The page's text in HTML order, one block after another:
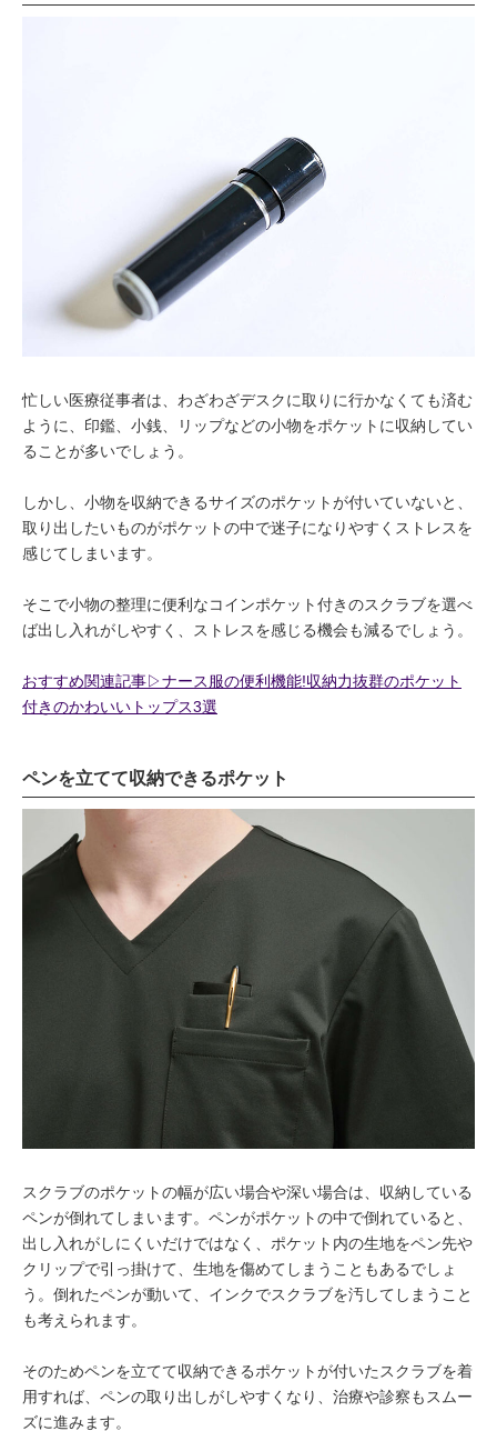
忙しい医療従事者は、わざわざデスクに取りに行かなくても済む
ように、印鑑、小銭、リップなどの小物をポケットに収納してい
ることが多いでしょう。
しかし、小物を収納できるサイズのポケットが付いていないと、
取り出したいものがポケットの中で迷子になりやすくストレスを
感じてしまいます。
そこで小物の整理に便利なコインポケット付きのスクラブを選べ
ば出し入れがしやすく、ストレスを感じる機会も減るでしょう。
おすすめ関連記事▷ナース服の便利機能!収納力抜群のポケット
付きのかわいいトップス3選
ペンを立てて収納できるポケット
スクラブのポケットの幅が広い場合や深い場合は、収納している
ペンが倒れてしまいます。ペンがポケットの中で倒れていると、
出し入れがしにくいだけではなく、ポケット内の生地をペン先や
クリップで引っ掛けて、生地を傷めてしまうこともあるでしょ
う。倒れたペンが動いて、インクでスクラブを汚してしまうこと
も考えられます。
そのためペンを立てて収納できるポケットが付いたスクラブを着
用すれば、ペンの取り出しがしやすくなり、治療や診察もスムー
ズに進みます。